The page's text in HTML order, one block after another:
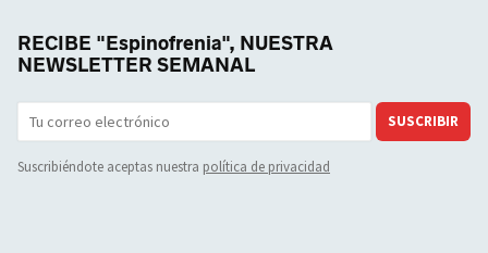
RECIBE "Espinofrenia", NUESTRA
NEWSLETTER SEMANAL
SUSCRIBIR
Suscribiéndote aceptas nuestra política de privacidad